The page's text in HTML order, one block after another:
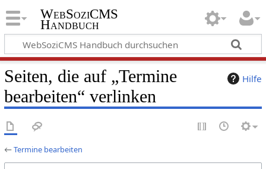
WebSoziCMS
Handbuch
Hilfe
Seiten, die auf „Termine
bearbeiten“ verlinken
←Termine bearbeiten